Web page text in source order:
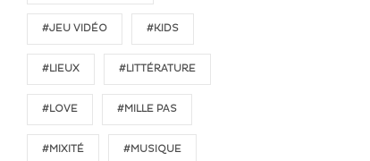
#JEU VIDÉO #KIDS
#LIEUX #LITTÉRATURE
#LOVE #MILLE PAS
#MIXITÉ #MUSIQUE